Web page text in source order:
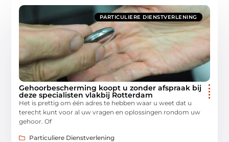
PARTICULIERE DIENSTVERLENING
Gehoorbescherming koopt u zonder afspraak bij
deze specialisten vlakbij Rotterdam
Het is prettig om één adres te hebben waar u weet dat u
terecht kunt voor al uw vragen en oplossingen rondom uw
gehoor. Of
Particuliere Dienstverlening